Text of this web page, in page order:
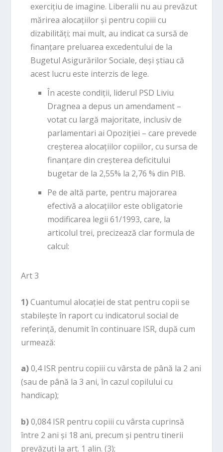
exercițiu de imagine. Liberalii nu au prevăzut
mărirea alocațiilor și pentru copiii cu
dizabilități; mai mult, au indicat ca sursă de
finanțare preluarea excedentului de la
Bugetul Asigurărilor Sociale, deși știau că
acest lucru este interzis de lege.
În aceste condiții, liderul PSD Liviu
Dragnea a depus un amendament –
votat cu largă majoritate, inclusiv de
parlamentari ai Opoziției – care prevede
creșterea alocațiilor copiilor, cu sursa de
finanțare din creșterea deficitului
bugetar de la 2,55% la 2,76 % din PIB.
Pe de altă parte, pentru majorarea
efectivă a alocațiilor este obligatorie
modificarea legii 61/1993, care, la
articolul trei, precizează clar formula de
calcul:
Art 3
1)Cuantumul alocației de stat pentru copii se
stabilește în raport cu indicatorul social de
referință, denumit în continuare ISR, după cum
urmează:
a)0,4 ISR pentru copiii cu vârsta de până la 2 ani
(sau de până la 3 ani, în cazul copilului cu
handicap);
b)0,084 ISR pentru copiii cu vârsta cuprinsă
între 2 ani și 18 ani, precum și pentru tinerii
prevăzuți la art. 1 alin. (3);